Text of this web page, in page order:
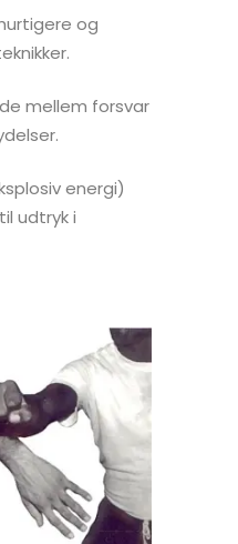
og
mellem forsvar
energi)
udtryk i